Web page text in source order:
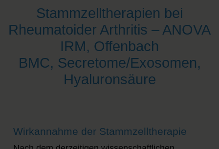
Stammzelltherapien bei
Rheumatoider Arthritis – ANOVA
IRM, Offenbach
BMC, Secretome/Exosomen,
Hyaluronsäure
Wirkannahme der Stammzelltherapie